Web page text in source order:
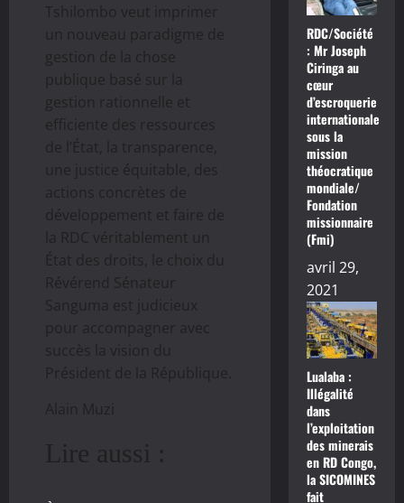
Tshilombo veut imprimer
un nouveau paradigme de
gestion de la chose
publique basé sur la
gestion rationnelle et
efficiente des ressources
de l’État, la transparence,
une justice équitable, des
actions concrètes de
développement et faire de
la RDC véritablement un
État des droits, le choix du
Révérend Sénateur
Sanguma est judicieux
pour accompagner avec
succès la vision du
Président de la République.
Alain Muzi
Lire aussi :
RDC/Société
: Mr Joseph
Ciringa au
cœur
d’escroquerie
internationale
sous la
mission
théocratique
mondiale/
Fondation
missionnaire
(Fmi)
avril 29,
2021
Lualaba :
Illégalité
dans
l’exploitation
des minerais
en RD Congo,
la SICOMINES
fait